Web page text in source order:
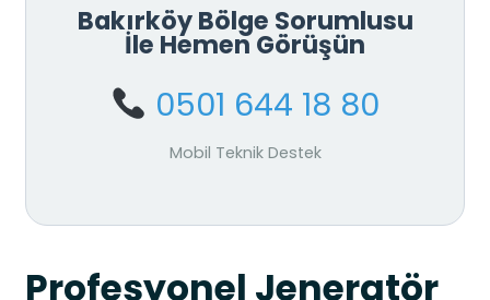
Bakırköy Bölge Sorumlusu
İle Hemen Görüşün
0501 644 18 80
Mobil Teknik Destek
Profesyonel Jeneratör